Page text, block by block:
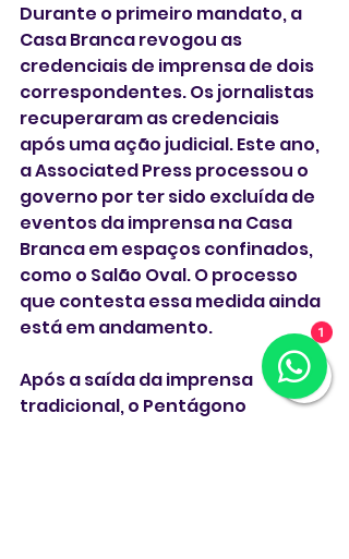
Durante o primeiro mandato, a
Casa Branca revogou as
credenciais de imprensa de dois
correspondentes. Os jornalistas
recuperaram as credenciais
após uma ação judicial. Este ano,
a Associated Press processou o
governo por ter sido excluída de
eventos da imprensa na Casa
Branca em espaços confinados,
como o Salão Oval. O processo
que contesta essa medida ainda
está em andamento.
Após a saída da imprensa
tradicional, o Pentágono
1